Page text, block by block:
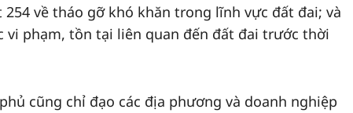
về tháo gỡ khó khăn trong lĩnh vực đất đai; và
vi phạm, tồn tại liên quan đến đất đai trước thời
cũng chỉ đạo các địa phương và doanh nghiệp